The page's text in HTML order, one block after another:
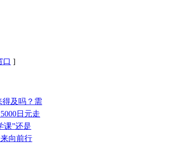
口 ]
得及吗？需
日元走
课”还是
向前行